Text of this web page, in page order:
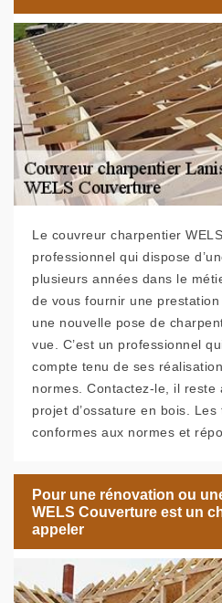
Le couvreur charpentier
professionnel qui dispose
plusieurs années dans le
de vous fournir une
une nouvelle pose de
vue. C’est un professionnel
compte tenu de ses
normes. Contactez-le, il reste
projet d’ossature en bois.
conformes aux normes et
Pour une rénovation ou
WELS Couverture est un
appeler